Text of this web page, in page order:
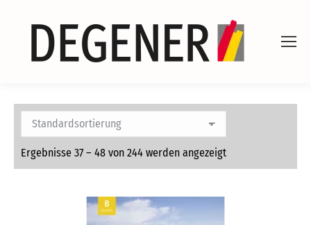
Ergebnisse 37 – 48 von 244 werden angezeigt